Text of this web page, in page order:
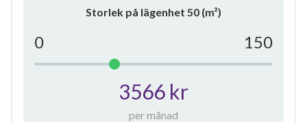
Storlek på lägenhet 50 (m²)
0 150
3566 kr
per månad